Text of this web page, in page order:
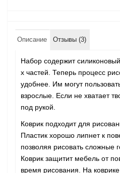
Описание Отзывы (3)
Набор содержит
х частей. Теперь процесс
удобнее. Им могут
взрослые. Если не хватает
под рукой.
Коврик подходит для
Пластик хорошо липнет к
позволяя рисовать сложные
Коврик защитит мебель от
время рисования. На